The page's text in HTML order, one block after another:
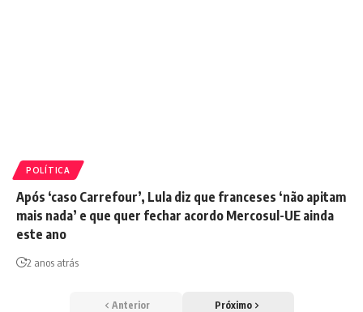
POLÍTICA
Após ‘caso Carrefour’, Lula diz que franceses ‘não apitam
mais nada’ e que quer fechar acordo Mercosul-UE ainda
este ano
2 anos atrás
Anterior Próximo